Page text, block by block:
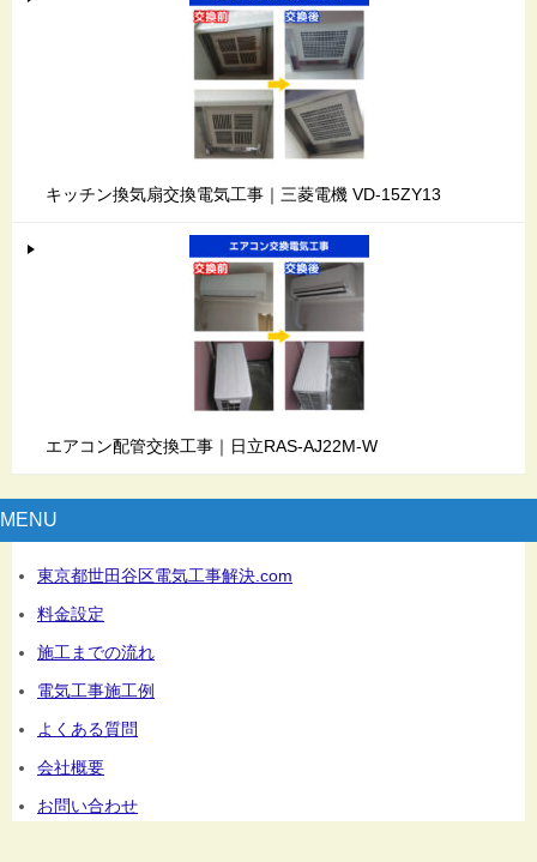
キッチン換気扇交換電気工事｜三菱電機 VD-15ZY13
エアコン配管交換工事｜日立RAS-AJ22M-W
MENU
東京都世田谷区電気工事解決.com
料金設定
施工までの流れ
電気工事施工例
よくある質問
会社概要
お問い合わせ